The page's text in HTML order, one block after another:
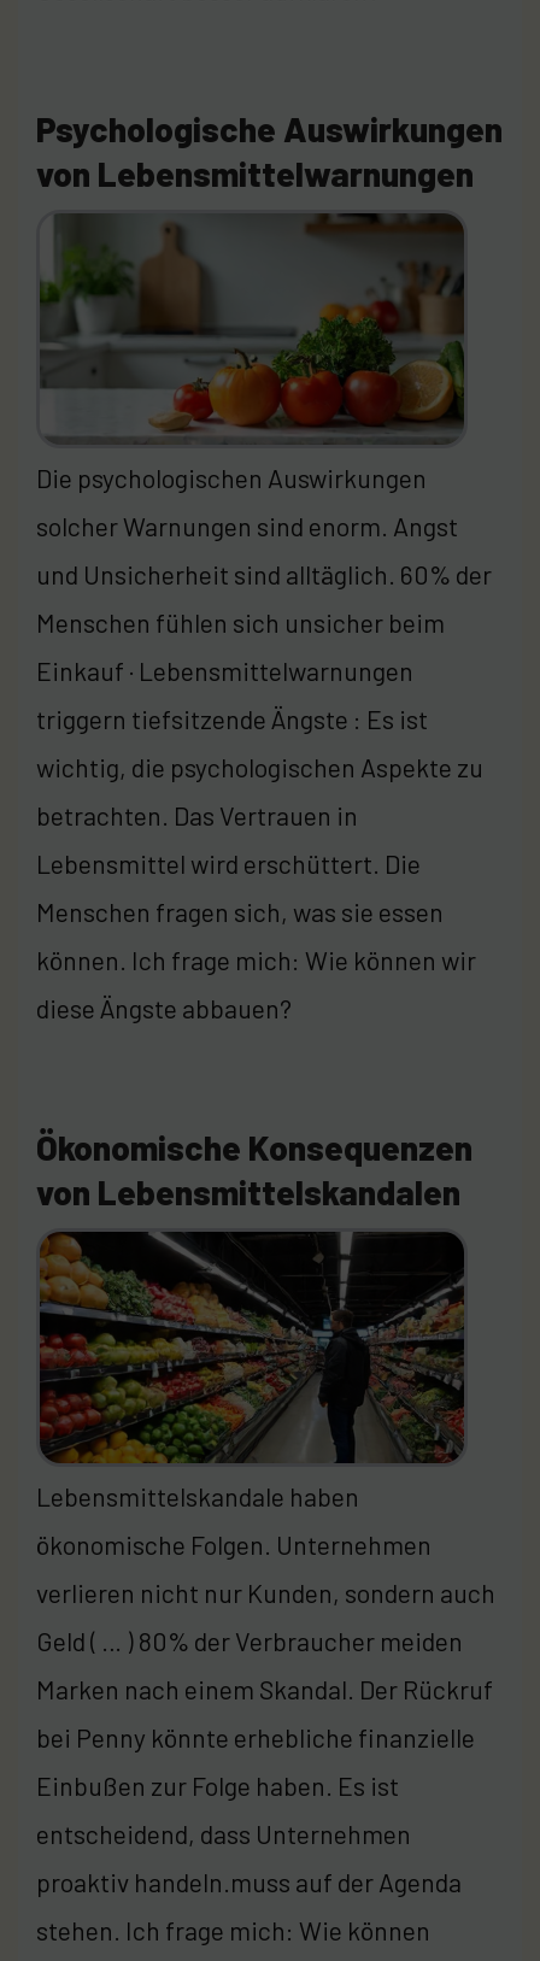
Psychologische Auswirkungen
von Lebensmittelwarnungen
Die psychologischen Auswirkungen
solcher Warnungen sind enorm. Angst
und Unsicherheit sind alltäglich. 60% der
Menschen fühlen sich unsicher beim
Einkauf · Lebensmittelwarnungen
triggern tiefsitzende Ängste : Es ist
wichtig, die psychologischen Aspekte zu
betrachten. Das Vertrauen in
Lebensmittel wird erschüttert. Die
Menschen fragen sich, was sie essen
können. Ich frage mich: Wie können wir
diese Ängste abbauen?
Ökonomische Konsequenzen
von Lebensmittelskandalen
Lebensmittelskandale haben
ökonomische Folgen. Unternehmen
verlieren nicht nur Kunden, sondern auch
Geld ( … ) 80% der Verbraucher meiden
Marken nach einem Skandal. Der Rückruf
bei Penny könnte erhebliche finanzielle
Einbußen zur Folge haben. Es ist
entscheidend, dass Unternehmen
proaktiv handeln.muss auf der Agenda
stehen. Ich frage mich: Wie können